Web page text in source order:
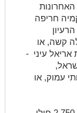
האחרונות
אחותה הקטנה ענתי, שחלתה בגיל 40 בלוקמיה חריפה
קשה, או
אריאל עיני -
עמוק, או